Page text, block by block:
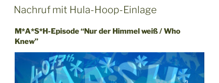
Nachruf mit Hula-Hoop-Einlage
M*A*S*H-Episode “Nur der Himmel weiß / Who
Knew”